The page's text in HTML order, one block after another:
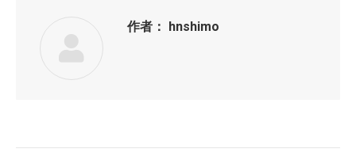
作者： hnshimo